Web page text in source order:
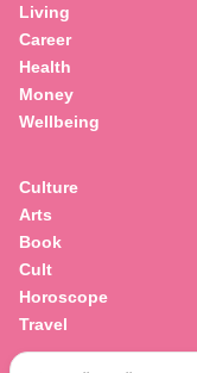
for:
9 เซรั่มน่าใช้ที่สุ
ทุกไอเท็ม
Living
Career
Health
Money
Wellbeing
Culture
Arts
Book
Cult
Horoscope
Travel